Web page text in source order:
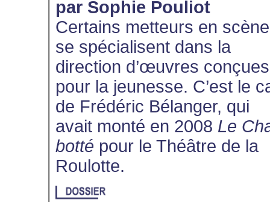
par Sophie Pouliot
Certains metteurs en scène
se spécialisent dans la
direction d’œuvres conçues
pour la jeunesse. C’est le
de Frédéric Bélanger, qui
avait monté en 2008 Le
botté pour le Théâtre de la
Roulotte.